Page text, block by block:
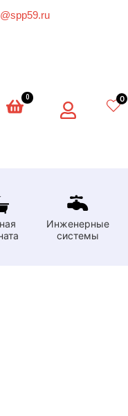
0 0
Инженерные
системы